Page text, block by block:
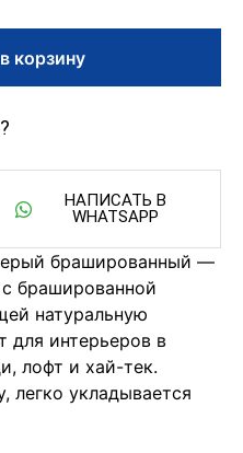
корзину
НАПИСАТЬ В
WHATSAPP
брашированный —
брашированной
натуральную
для интерьеров в
лофт и хай-тек.
легко укладывается